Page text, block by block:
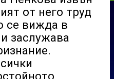
от него труд
се вижда в
заслужава